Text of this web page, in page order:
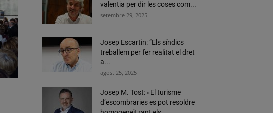
valentia per dir les coses com...
setembre 29, 2025
Josep Escartin: “Els síndics
treballem per fer realitat el dret
a...
agost 25, 2025
Josep M. Tost: «El turisme
d’escombraries es pot resoldre